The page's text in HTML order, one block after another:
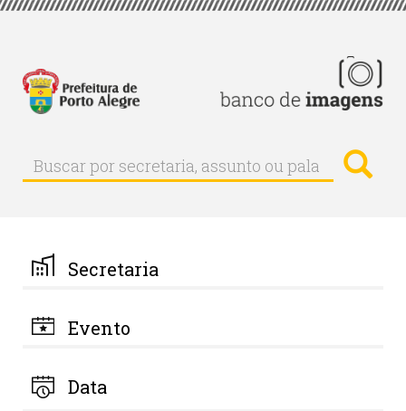
Pular
principal
Buscar
Buscar
por
palavra-
chave
Secretaria
Evento
Data